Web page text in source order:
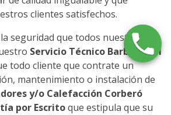
seguridad que todos nuestros
Servicio Técnico Barberà del
todo cliente que contrate un
mantenimiento o instalación de
y/o Calefacción Corberó
por Escritoque estipula que su
y/o Calefacción Corberó
los siguientes3 Meses. En caso de